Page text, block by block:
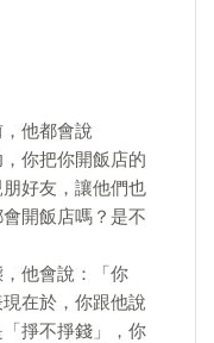
他都會說
你把你開飯店的
好友，讓他們也
開飯店嗎？是不
他會說：「你
在於，你跟他說
掙不掙錢」，你